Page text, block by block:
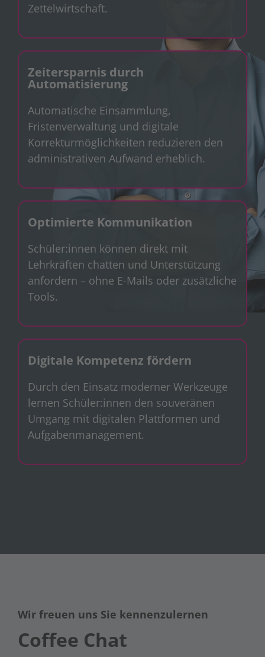
Zettelwirtschaft.
Zeitersparnis durch
Automatisierung
Automatische Einsammlung,
Fristenverwaltung und digitale
Korrekturmöglichkeiten reduzieren den
administrativen Aufwand erheblich.
Optimierte Kommunikation
Schüler:innen können direkt mit
Lehrkräften chatten und Unterstützung
anfordern – ohne E-Mails oder zusätzliche
Tools.
Digitale Kompetenz fördern
Durch den Einsatz moderner Werkzeuge
lernen Schüler:innen den souveränen
Umgang mit digitalen Plattformen und
Aufgabenmanagement.
Wir freuen uns Sie kennenzulernen
Coffee Chat